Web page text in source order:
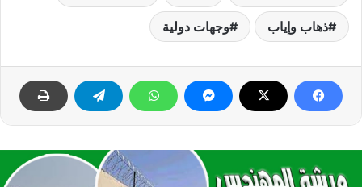
ذهاب وإياب وجهات دولية